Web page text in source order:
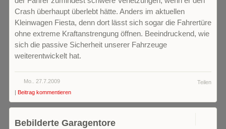
Crash überhaupt überlebt hätte. Anders im aktuellen
Kleinwagen Fiesta, denn dort lässt sich sogar die Fahrertüre
ohne extreme Kraftanstrengung öffnen. Beeindruckend, wie
sich die passive Sicherheit unserer Fahrzeuge
weiterentwickelt hat.
Teilen
Mo.. 27.7.2009
Beitrag kommentieren
Bebilderte Garagentore